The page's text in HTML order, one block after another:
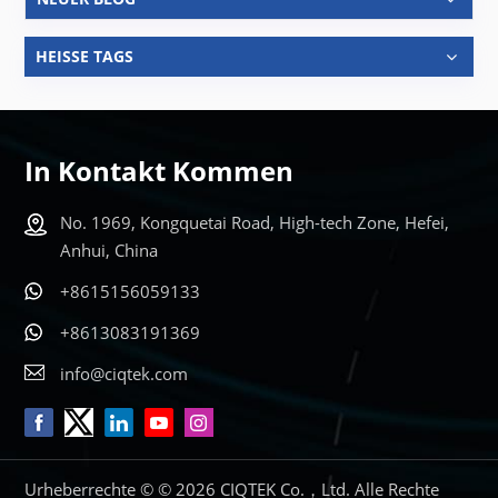
HEISSE TAGS
In Kontakt Kommen
No. 1969, Kongquetai Road, High-tech Zone, Hefei,
Anhui, China
+8615156059133
+8613083191369
info@ciqtek.com
Urheberrechte © © 2026 CIQTEK Co.，Ltd. Alle Rechte